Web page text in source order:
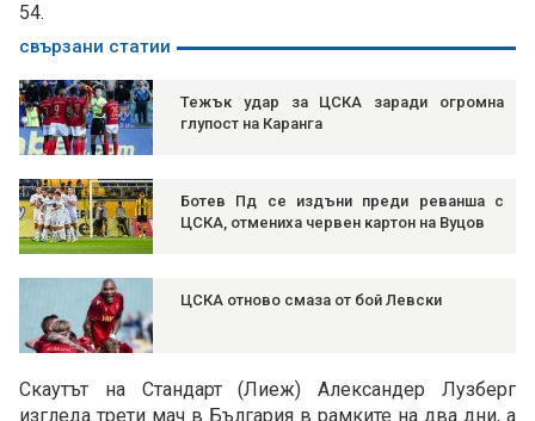
54.
свързани статии
Тежък удар за ЦСКА заради огромна
глупост на Каранга
Ботев Пд се издъни преди реванша с
ЦСКА, отмениха червен картон на Вуцов
ЦСКА отново смаза от бой Левски
Скаутът на Стандарт (Лиеж) Александер Лузберг
изгледа трети мач в България в рамките на два дни, а